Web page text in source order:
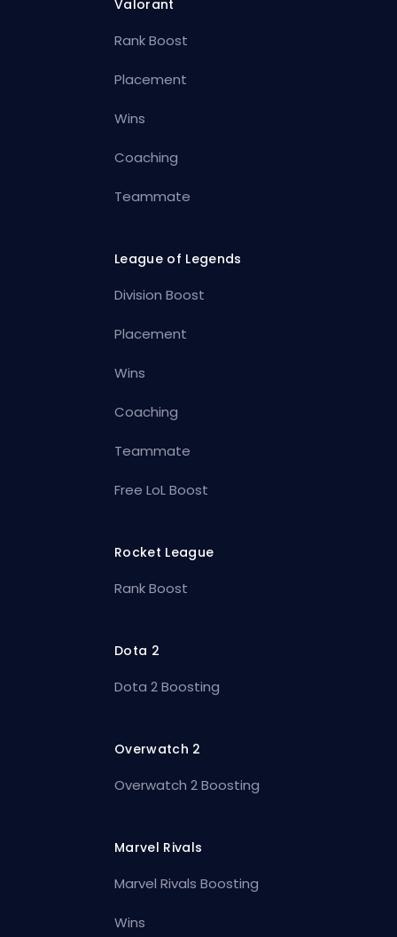
Valorant
Rank Boost
Placement
Wins
Coaching
Teammate
League of Legends
Division Boost
Placement
Wins
Coaching
Teammate
Free LoL Boost
Rocket League
Rank Boost
Dota 2
Dota 2 Boosting
Overwatch 2
Overwatch 2 Boosting
Marvel Rivals
Marvel Rivals Boosting
Wins